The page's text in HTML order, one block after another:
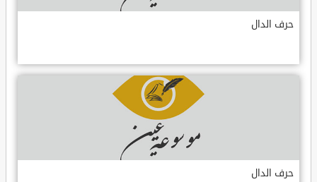
حرف الدال
حرف الدال